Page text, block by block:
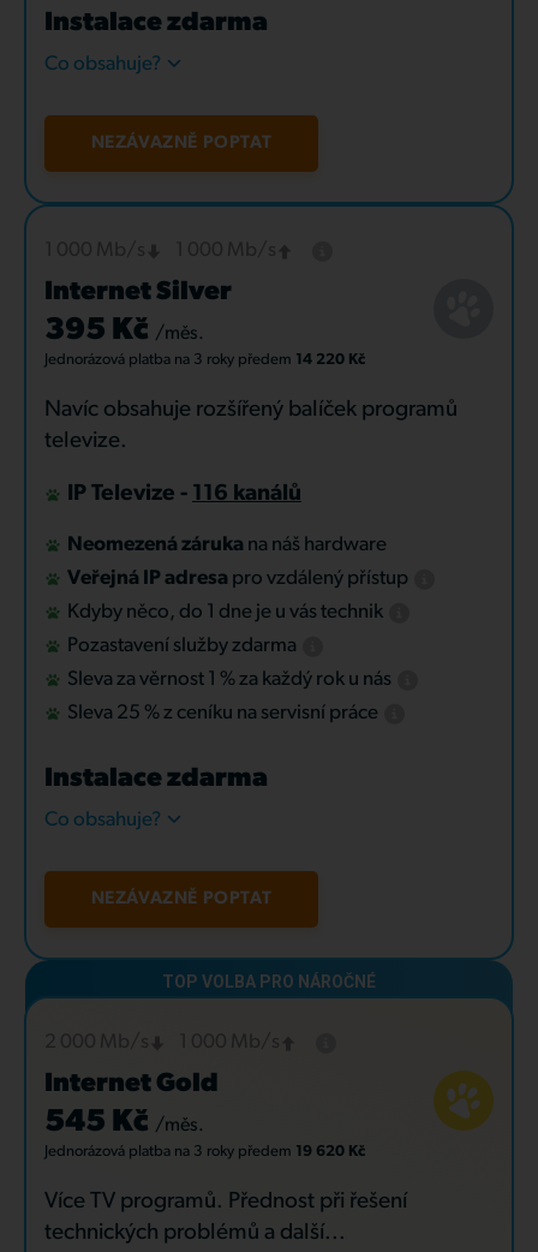
Instalace zdarma
Co obsahuje?
NEZÁVAZNĚ POPTAT
Internet Silver
395 Kč /měs.
Jednorázová platba na 3 roky předem 14 220 Kč
Navíc obsahuje rozšířený balíček programů
televize.
IP Televize - 116 kanálů
Neomezená záruka na náš hardware
Veřejná IP adresa pro vzdálený přístup
Kdyby něco, do 1 dne je u vás technik
Pozastavení služby zdarma
Sleva za věrnost 1 % za každý rok u nás
Sleva 25 % z ceníku na servisní práce
Instalace zdarma
Co obsahuje?
NEZÁVAZNĚ POPTAT
Internet Gold
545 Kč /měs.
Jednorázová platba na 3 roky předem 19 620 Kč
Více TV programů. Přednost při řešení
technických problémů a další...